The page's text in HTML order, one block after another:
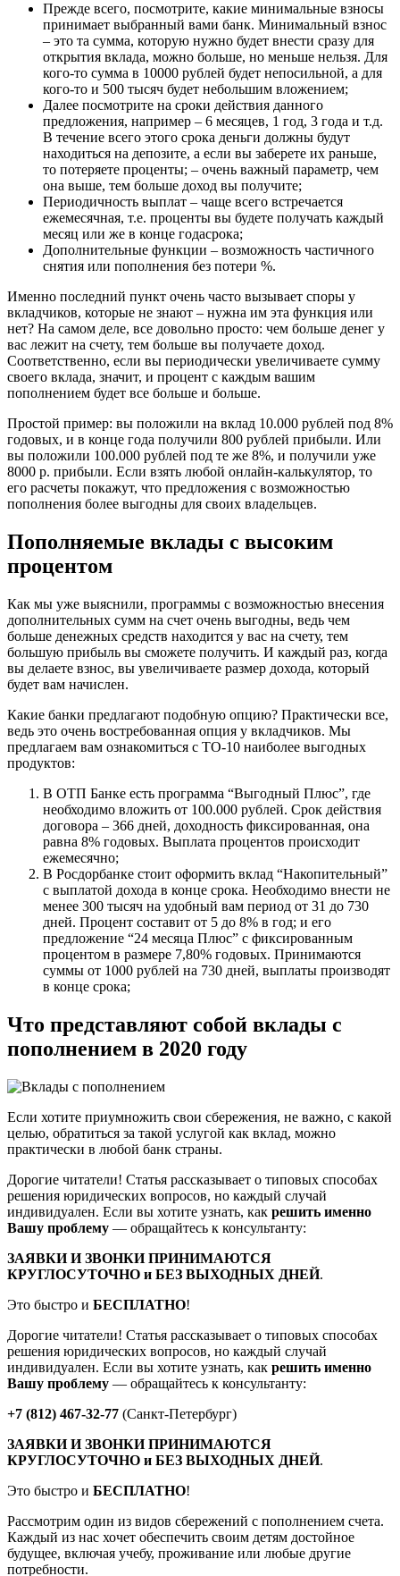
Прежде всего, посмотрите, какие минимальные взносы
принимает выбранный вами банк. Минимальный взнос
– это та сумма, которую нужно будет внести сразу для
открытия вклада, можно больше, но меньше нельзя. Для
кого-то сумма в 10000 рублей будет непосильной, а для
кого-то и 500 тысяч будет небольшим вложением;
Далее посмотрите на сроки действия данного
предложения, например – 6 месяцев, 1 год, 3 года и т.д.
В течение всего этого срока деньги должны будут
находиться на депозите, а если вы заберете их раньше,
то потеряете проценты; – очень важный параметр, чем
она выше, тем больше доход вы получите;
Периодичность выплат – чаще всего встречается
ежемесячная, т.е. проценты вы будете получать каждый
месяц или же в конце годасрока;
Дополнительные функции – возможность частичного
снятия или пополнения без потери %.
Именно последний пункт очень часто вызывает споры у
вкладчиков, которые не знают – нужна им эта функция или
нет? На самом деле, все довольно просто: чем больше денег у
вас лежит на счету, тем больше вы получаете доход.
Соответственно, если вы периодически увеличиваете сумму
своего вклада, значит, и процент с каждым вашим
пополнением будет все больше и больше.
Простой пример: вы положили на вклад 10.000 рублей под 8%
годовых, и в конце года получили 800 рублей прибыли. Или
вы положили 100.000 рублей под те же 8%, и получили уже
8000 р. прибыли. Если взять любой онлайн-калькулятор, то
его расчеты покажут, что предложения с возможностью
пополнения более выгодны для своих владельцев.
Пополняемые вклады с высоким
процентом
Как мы уже выяснили, программы с возможностью внесения
дополнительных сумм на счет очень выгодны, ведь чем
больше денежных средств находится у вас на счету, тем
большую прибыль вы сможете получить. И каждый раз, когда
вы делаете взнос, вы увеличиваете размер дохода, который
будет вам начислен.
Какие банки предлагают подобную опцию? Практически все,
ведь это очень востребованная опция у вкладчиков. Мы
предлагаем вам ознакомиться с ТО-10 наиболее выгодных
продуктов:
В ОТП Банке есть программа “Выгодный Плюс”, где
необходимо вложить от 100.000 рублей. Срок действия
договора – 366 дней, доходность фиксированная, она
равна 8% годовых. Выплата процентов происходит
ежемесячно;
В Росдорбанке стоит оформить вклад “Накопительный”
с выплатой дохода в конце срока. Необходимо внести не
менее 300 тысяч на удобный вам период от 31 до 730
дней. Процент составит от 5 до 8% в год; и его
предложение “24 месяца Плюс” с фиксированным
процентом в размере 7,80% годовых. Принимаются
суммы от 1000 рублей на 730 дней, выплаты производят
в конце срока;
Что представляют собой вклады с
пополнением в 2020 году
Если хотите приумножить свои сбережения, не важно, с какой
целью, обратиться за такой услугой как вклад, можно
практически в любой банк страны.
Дорогие читатели! Статья рассказывает о типовых способах
решения юридических вопросов, но каждый случай
индивидуален. Если вы хотите узнать, как решить именно
Вашу проблему — обращайтесь к консультанту:
ЗАЯВКИ И ЗВОНКИ ПРИНИМАЮТСЯ
КРУГЛОСУТОЧНО и БЕЗ ВЫХОДНЫХ ДНЕЙ.
Это быстро и БЕСПЛАТНО!
Дорогие читатели! Статья рассказывает о типовых способах
решения юридических вопросов, но каждый случай
индивидуален. Если вы хотите узнать, как решить именно
Вашу проблему — обращайтесь к консультанту:
+7 (812) 467-32-77 (Санкт-Петербург)
ЗАЯВКИ И ЗВОНКИ ПРИНИМАЮТСЯ
КРУГЛОСУТОЧНО и БЕЗ ВЫХОДНЫХ ДНЕЙ.
Это быстро и БЕСПЛАТНО!
Рассмотрим один из видов сбережений с пополнением счета.
Каждый из нас хочет обеспечить своим детям достойное
будущее, включая учебу, проживание или любые другие
потребности.